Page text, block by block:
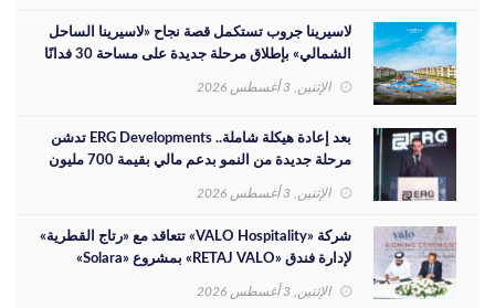
لاسيرينا جروب تستكمل قصة نجاح «لاسيرينا الساحل
الشمالي» بإطلاق مرحلة جديدة على مساحة 30 فدانًا
الإثنين, 3 أغسطس 2026
بعد إعادة هيكلة شاملة.. ERG Developments تدشن
مرحلة جديدة من النمو بدعم مالي بقيمة 700 مليون
الإثنين, 3 أغسطس 2026
شركة «VALO Hospitality» تتعاقد مع «رتاج القطرية»
لإدارة فندق «RETAJ VALO» بمشروع «Solara»
الإثنين, 3 أغسطس 2026